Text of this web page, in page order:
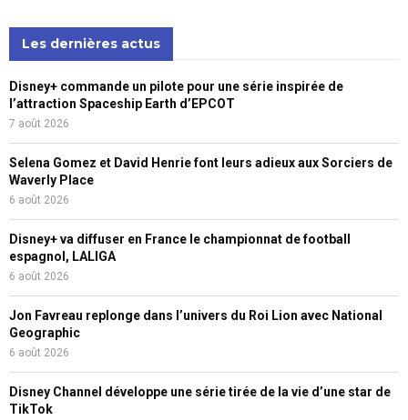
Les dernières actus
Disney+ commande un pilote pour une série inspirée de
l’attraction Spaceship Earth d’EPCOT
7 août 2026
Selena Gomez et David Henrie font leurs adieux aux Sorciers de
Waverly Place
6 août 2026
Disney+ va diffuser en France le championnat de football
espagnol, LALIGA
6 août 2026
Jon Favreau replonge dans l’univers du Roi Lion avec National
Geographic
6 août 2026
Disney Channel développe une série tirée de la vie d’une star de
TikTok